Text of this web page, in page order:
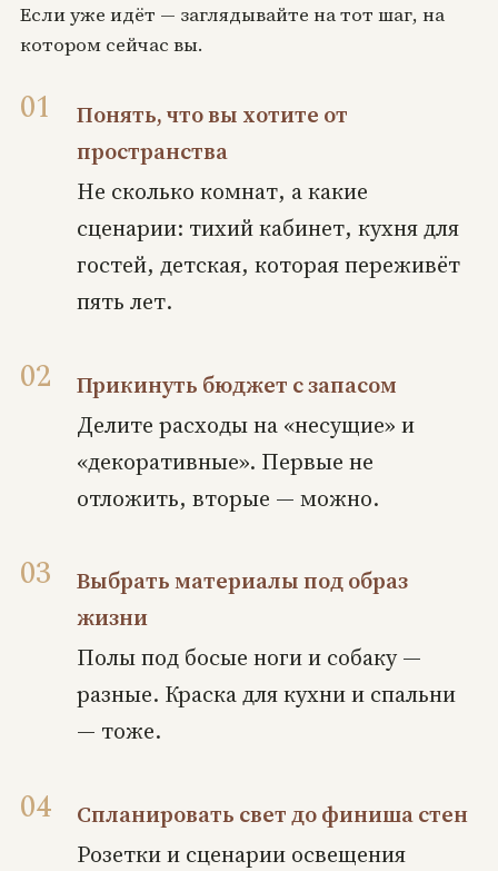
Если уже идёт — заглядывайте на тот шаг, на
котором сейчас вы.
Понять, что вы хотите от
пространства
Не сколько комнат, а какие
сценарии: тихий кабинет, кухня для
гостей, детская, которая переживёт
пять лет.
Прикинуть бюджет с запасом
Делите расходы на «несущие» и
«декоративные». Первые не
отложить, вторые — можно.
Выбрать материалы под образ
жизни
Полы под босые ноги и собаку —
разные. Краска для кухни и спальни
— тоже.
Спланировать свет до финиша стен
Розетки и сценарии освещения